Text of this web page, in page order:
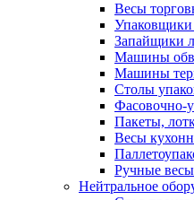
Весы
Запайщики
Машины
Машины
Столы
Фасовочно-
Пакеты,
Весы
Ручные
Нейтральное